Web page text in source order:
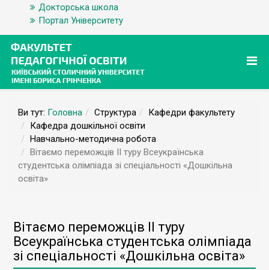
Докторська школа
Портал Університету
Ви тут: Головна Структура
Кафедри факультету
Кафедра дошкільної освіти
Навчально-методична робота
Вітаємо переможців ІІ туру Всеукраїнська
студентська олімпіада зі спеціальності «Дошкільна
освіта»
Вітаємо переможців ІІ туру
Всеукраїнська студентська олімпіада
зі спеціальності «Дошкільна освіта»